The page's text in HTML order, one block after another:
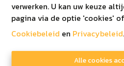
verwerken. U kan uw keuze
pagina via de optie 'cookies'
Cookiebeleid en Privacybeleid.
Alle cookies
Disclaimer|